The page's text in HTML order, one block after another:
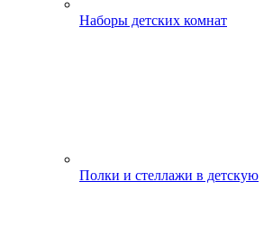
Наборы детских комнат
Полки и стеллажи в детскую